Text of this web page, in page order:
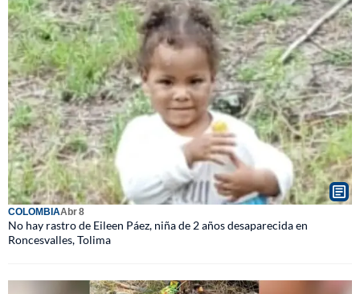
COLOMBIAAbr 8
No hay rastro de Eileen Páez, niña de 2 años desaparecida en
Roncesvalles, Tolima